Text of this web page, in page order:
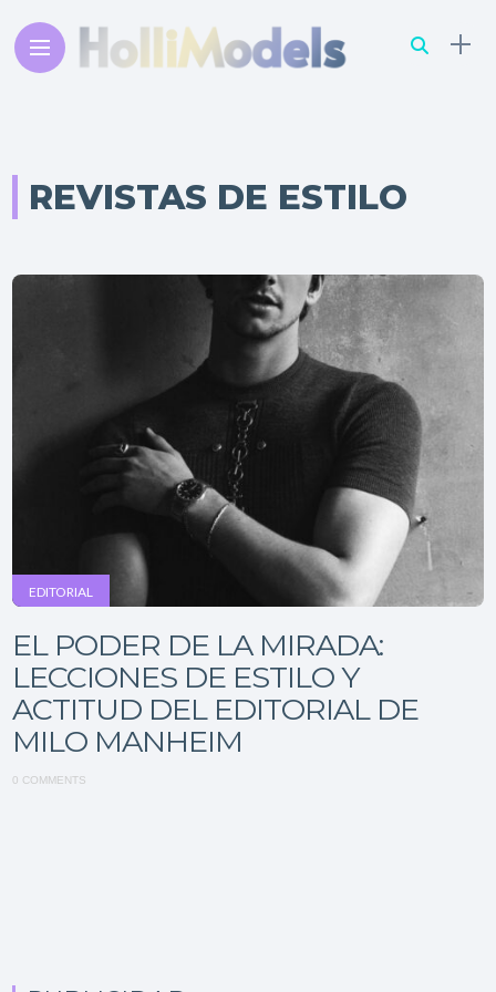
REVISTAS DE ESTILO
EDITORIAL
EL PODER DE LA MIRADA:
LECCIONES DE ESTILO Y
ACTITUD DEL EDITORIAL DE
MILO MANHEIM
0 COMMENTS